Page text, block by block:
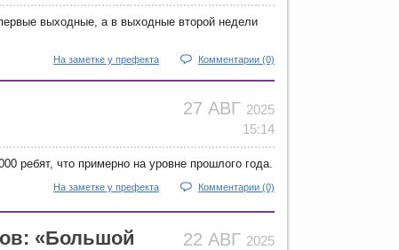
выходные, а в выходные второй недели
На заметке у префекта Комментарии (0)
27 АВГ 2025
15:14
ребят, что примерно на уровне прошлого года.
На заметке у префекта Комментарии (0)
22 АВГ 2025
«Большой